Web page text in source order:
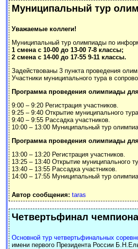
Муниципальный тур
Уважаемые коллеги!
Муниципальный тур олимпиады по
1 смена с 10-00 до 13-00 7-8 классы;
2 смена с 14-00 до 17-55 9-11 классы.
Задействованы 3 пункта проведения
Участники муниципального тура в
Программа проведения олимпиады
9:00 – 9:20 Регистрация участников.
9:25 – 9:40 Открытие муниципального
9:40 – 9:55 Рассадка участников.
10:00 – 13:00 Муниципальный тур
Программа проведения олимпиады для
13:00 – 13:20 Регистрация участников.
13:25 – 13:40 Открытие муниципального
13:40 – 13:55 Рассадка участников.
14:00 – 17:55 Муниципальный тур
Автор сообщения: taras
Четвертьфинал
Основной тур четвертьфинальных
имени первого Президента России